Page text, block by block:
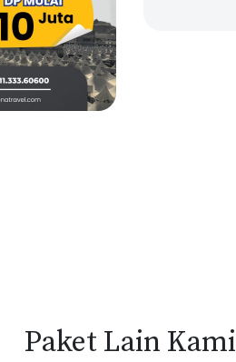
Paket Lain Kami